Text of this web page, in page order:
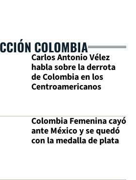
COLOMBIA
Carlos Antonio Vélez
habla sobre la derrota
de Colombia en los
Centroamericanos
Colombia Femenina cayó
ante México y se quedó
con la medalla de plata